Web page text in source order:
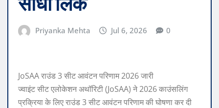
Priyanka Mehta Jul 6, 2026 0
JoSAA राउंड 3 सीट आवंटन परिणाम 2026 जारी
ज्वाइंट सीट एलोकेशन अथॉरिटी (JoSAA) ने 2026 काउंसलिंग
प्रक्रिया के लिए राउंड 3 सीट आवंटन परिणाम की घोषणा कर दी